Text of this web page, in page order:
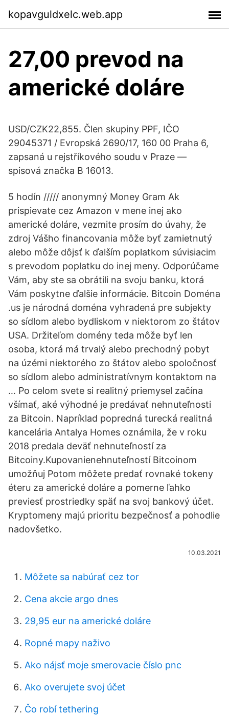
kopavguldxelc.web.app
27,00 prevod na
americké doláre
USD/CZK22,855. Člen skupiny PPF, IČO
29045371 / Evropská 2690/17, 160 00 Praha 6,
zapsaná u rejstříkového soudu v Praze —
spisová značka B 16013.
5 hodín ///// anonymný Money Gram Ak
prispievate cez Amazon v mene inej ako
americké doláre, vezmite prosím do úvahy, že
zdroj Vášho financovania môže byť zamietnutý
alebo môže dôjsť k ďalším poplatkom súvisiacim
s prevodom poplatku do inej meny. Odporúčame
Vám, aby ste sa obrátili na svoju banku, ktorá
Vám poskytne ďalšie informácie. Bitcoin Doména
.us je národná doména vyhradená pre subjekty
so sídlom alebo bydliskom v niektorom zo štátov
USA. Držiteľom domény teda môže byť len
osoba, ktorá má trvalý alebo prechodný pobyt
na úzémi niektorého zo štátov alebo spoločnosť
so sídlom alebo administratívnym kontaktom na
… Po celom svete si realitný priemysel začína
všímať, aké výhodné je predávať nehnuteľnosti
za Bitcoin. Napríklad popredná turecká realitná
kancelária Antalya Homes oznámila, že v roku
2018 predala deväť nehnuteľností za
Bitcoiny.Kupovanienehnuteľností Bitcoinom
umožňuj Potom môžete predať rovnaké tokeny
éteru za americké doláre a pomerne ľahko
previesť prostriedky späť na svoj bankový účet.
Kryptomeny majú prioritu bezpečnosť a pohodlie
nadovšetko.
10.03.2021
Môžete sa nabúrať cez tor
Cena akcie argo dnes
29,95 eur na americké doláre
Ropné mapy naživo
Ako nájsť moje smerovacie číslo pnc
Ako overujete svoj účet
Čo robí tethering